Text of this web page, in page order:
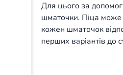
Для цього за
шматочки. Піца може
кожен шматочок
перших варіантів до